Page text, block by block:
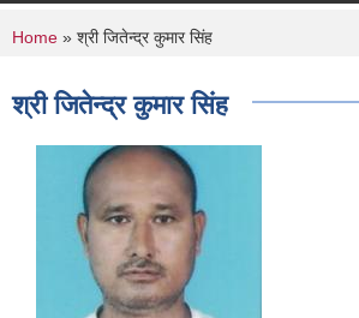
You are here
Home » श्री जितेन्द्र कुमार सिंह
श्री जितेन्द्र कुमार सिंह